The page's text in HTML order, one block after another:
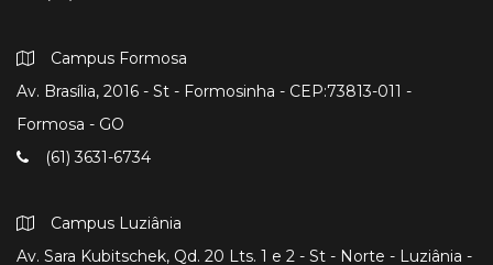
Campus Formosa
Av. Brasília, 2016 - St - Formosinha - CEP:73813-011 -
Formosa - GO
(61) 3631-6734
Campus Luziânia
Av. Sara Kubitschek, Qd. 20 Lts. 1 e 2 - St - Norte - Luziânia -